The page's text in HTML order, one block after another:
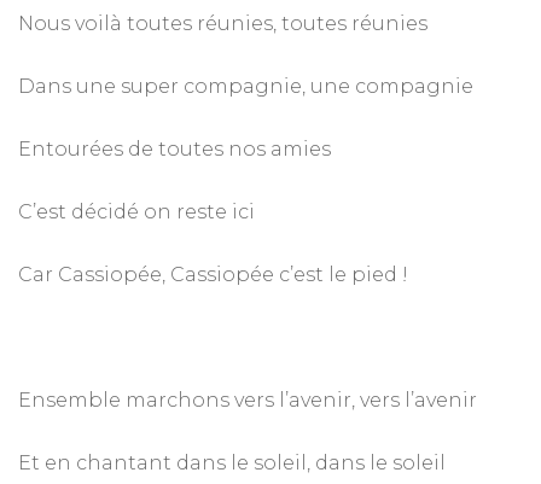
Nous voilà toutes réunies, toutes réunies
Dans une super compagnie, une compagnie
Entourées de toutes nos amies
C’est décidé on reste ici
Car Cassiopée, Cassiopée c’est le pied !
Ensemble marchons vers l’avenir, vers l’avenir
Et en chantant dans le soleil, dans le soleil